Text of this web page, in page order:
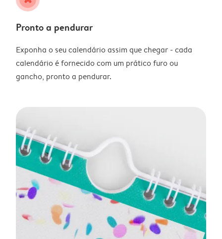
Pronto a pendurar
Exponha o seu calendário assim que chegar - cada
calendário é fornecido com um prático furo ou
gancho, pronto a pendurar.